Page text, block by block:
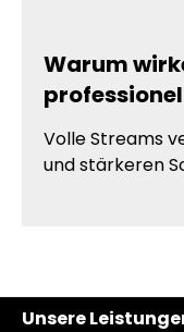
Warum
Volle Streams
und stärkeren
Unsere